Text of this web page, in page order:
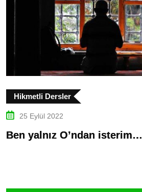
Hikmetli Dersler
25 Eylül 2022
Ben yalnız O’ndan isterim…